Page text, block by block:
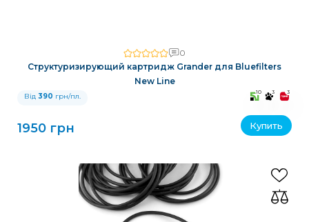
0
Структуризирующий картридж Grander для Bluefilters
New Line
Від 390 грн/пл. 10 3 3
1950 грн Купить